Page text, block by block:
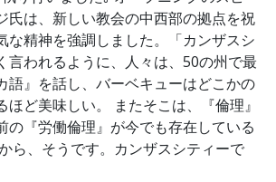
氏は、新しい教会の中西部の拠点を祝
な精神を強調しました。「カンザスシ
言われるように、人々は、50の州で最
語』を話し、バーベキューはどこかの
ほど美味しい。 またそこは、『倫理』
の『労働倫理』が今でも存在している
ら、そうです。カンザスシティーで